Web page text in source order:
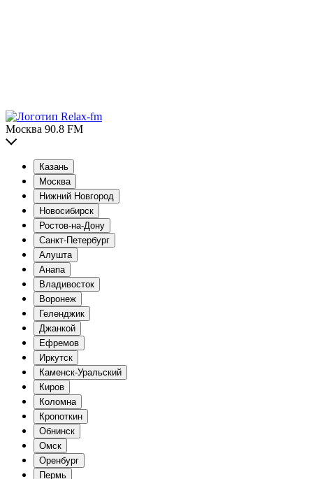
Москва 90.8 FM
Казань
Москва
Нижний Новгород
Новосибирск
Ростов-на-Дону
Санкт-Петербург
Алушта
Анапа
Владивосток
Воронеж
Геленджик
Джанкой
Ефремов
Иркутск
Каменск-Уральский
Киров
Коломна
Кропоткин
Обнинск
Омск
Оренбург
Пермь